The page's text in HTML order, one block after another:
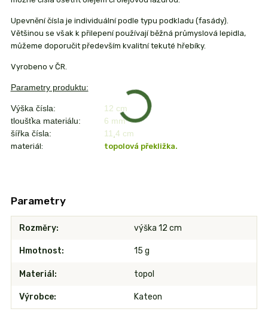
Upevnění čísla je individuální podle typu podkladu (fasády).
Většinou se však k přilepení používají běžná průmyslová lepidla,
můžeme doporučit především kvalitní tekuté hřebíky.
Vyrobeno v ČR.
Parametry produktu:
Výška čísla:
12 cm
tloušťka materiálu:
6 mm
šířka čísla:
11,4 cm
materiál: topolová překližka.
Parametry
Rozměry výška 12 cm
Hmotnost 15 g
Materiál topol
Výrobce Kateon